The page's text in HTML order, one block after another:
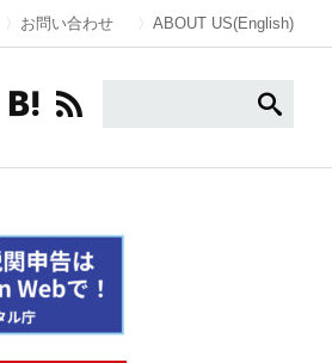
お問い合わせ ABOUT US(English)